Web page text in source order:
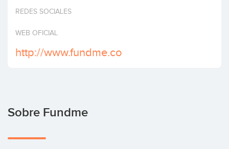
Invertir
REDES SOCIALES
WEB OFICIAL
http://www.fundme.co
Sobre Fundme